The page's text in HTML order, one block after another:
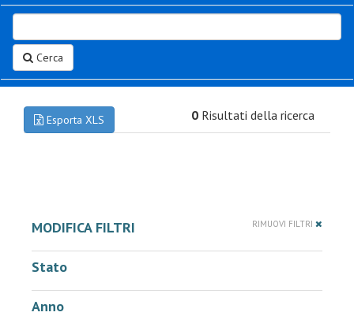
Cerca
Esporta XLS 0 Risultati della ricerca
MODIFICA FILTRI RIMUOVI FILTRI
Stato
Anno